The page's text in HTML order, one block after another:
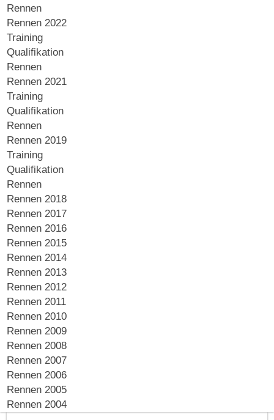
Rennen
Rennen 2022
Training
Qualifikation
Rennen
Rennen 2021
Training
Qualifikation
Rennen
Rennen 2019
Training
Qualifikation
Rennen
Rennen 2018
Rennen 2017
Rennen 2016
Rennen 2015
Rennen 2014
Rennen 2013
Rennen 2012
Rennen 2011
Rennen 2010
Rennen 2009
Rennen 2008
Rennen 2007
Rennen 2006
Rennen 2005
Rennen 2004